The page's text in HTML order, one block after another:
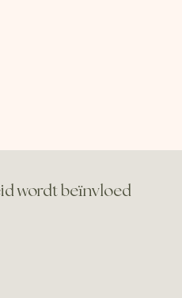
wordt beïnvloed